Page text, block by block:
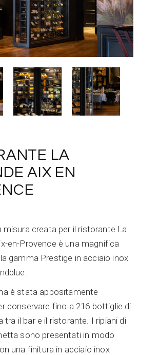
LA
AIX EN
misura creata per il ristorante La
en-Provence è una magnifica
gamma Prestige in acciaio inox
è stata appositamente
conservare fino a 216 bottiglie di
tra il bar e il ristorante. I ripiani di
sono presentati in modo
una finitura in acciaio inox